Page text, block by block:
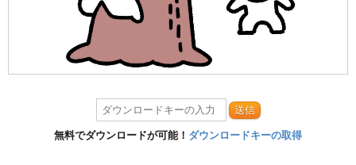
送信
無料でダウンロードが可能！ ダウンロードキーの取得